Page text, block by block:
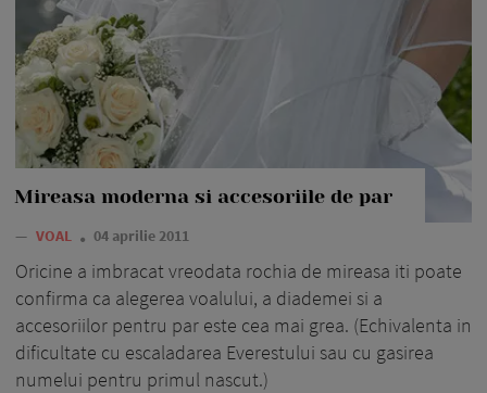
Mireasa moderna si accesoriile de par
— VOAL 04 aprilie 2011
Oricine a imbracat vreodata ro­chia de mireasa iti poate
confirma ca alegerea voalului, a diademei si a
accesoriilor pentru par este cea mai grea. (Echivalenta in
di­fi­cultate cu escaladarea Everestului sau cu gasirea
numelui pentru primul nascut.)